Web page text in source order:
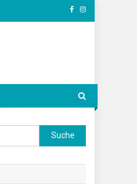
Suche
nach: